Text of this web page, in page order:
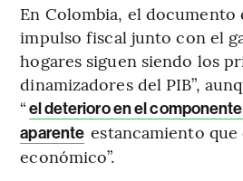
En Colombia, el documento
impulso fiscal junto con el
hogares siguen siendo los
dinamizadores del PIB”,
“el deterioro en el
aparente estancamiento
económico”.